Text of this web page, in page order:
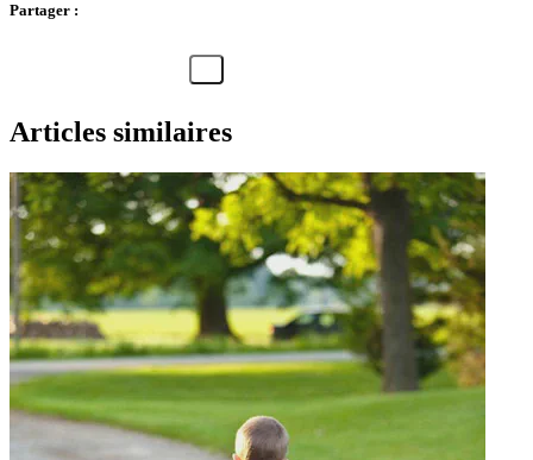
Partager :
Articles similaires